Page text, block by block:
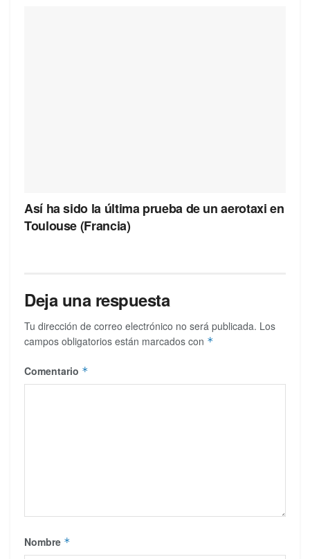
Así ha sido la última prueba de un aerotaxi en
Toulouse (Francia)
Deja una respuesta
Tu dirección de correo electrónico no será publicada. Los
campos obligatorios están marcados con *
Comentario *
Nombre *